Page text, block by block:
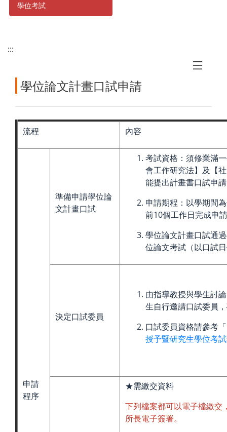
學位考試
:::
學位論文計畫口試申請
流程 內容
申請
程序
準備申請學位論
文計畫口試
考試資格：須修業滿
會工作研究法】及【
能提出計畫書口試申
申請期程：以學期間
前10個工作日完成申
學位論文計畫口試通
位論文考試（以口試
決定口試委員
由指導教授與學生討
生自行邀請口試委員
口試委員資格請參考「
授予暨研究生學位考
★需繳交資料
下列檔案都可以電子檔繳交
所長電子簽署。